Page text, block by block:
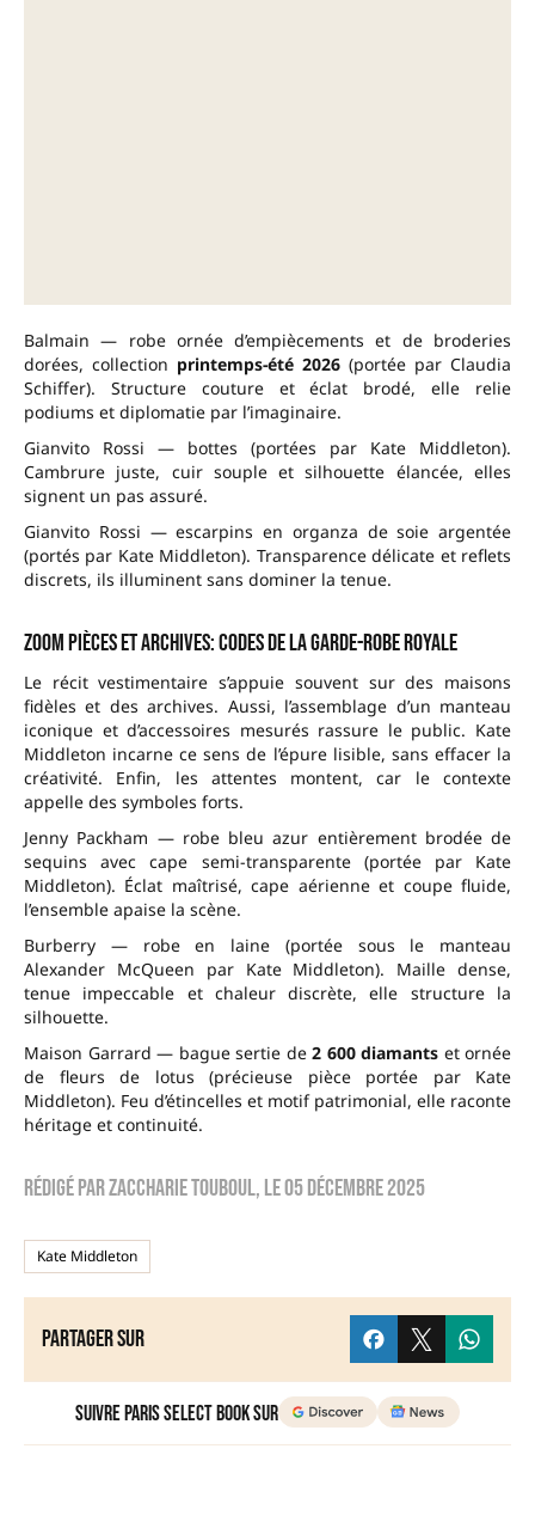
Balmain — robe ornée d’empiècements et de broderies
dorées, collection printemps-été 2026 (portée par Claudia
Schiffer). Structure couture et éclat brodé, elle relie
podiums et diplomatie par l’imaginaire.
Gianvito Rossi — bottes (portées par Kate Middleton).
Cambrure juste, cuir souple et silhouette élancée, elles
signent un pas assuré.
Gianvito Rossi — escarpins en organza de soie argentée
(portés par Kate Middleton). Transparence délicate et reflets
discrets, ils illuminent sans dominer la tenue.
Zoom pièces et archives: codes de la garde-robe royale
Le récit vestimentaire s’appuie souvent sur des maisons
fidèles et des archives. Aussi, l’assemblage d’un manteau
iconique et d’accessoires mesurés rassure le public. Kate
Middleton incarne ce sens de l’épure lisible, sans effacer la
créativité. Enfin, les attentes montent, car le contexte
appelle des symboles forts.
Jenny Packham — robe bleu azur entièrement brodée de
sequins avec cape semi-transparente (portée par Kate
Middleton). Éclat maîtrisé, cape aérienne et coupe fluide,
l’ensemble apaise la scène.
Burberry — robe en laine (portée sous le manteau
Alexander McQueen par Kate Middleton). Maille dense,
tenue impeccable et chaleur discrète, elle structure la
silhouette.
Maison Garrard — bague sertie de 2 600 diamants et ornée
de fleurs de lotus (précieuse pièce portée par Kate
Middleton). Feu d’étincelles et motif patrimonial, elle raconte
héritage et continuité.
Rédigé parzaccharie touboul, le05 décembre 2025
Kate Middleton
Partager sur
Suivre Paris Select Book sur